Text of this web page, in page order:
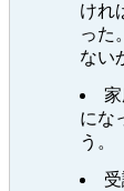
けれ
った
ない
にな
う。